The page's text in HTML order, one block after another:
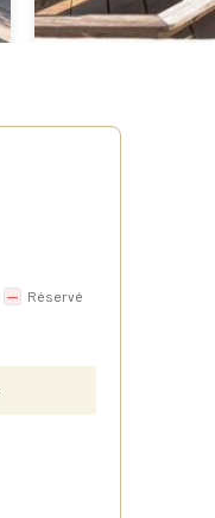
Réservé